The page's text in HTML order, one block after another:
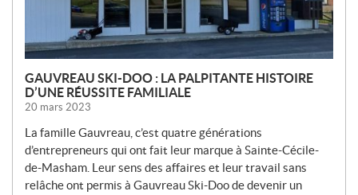
GAUVREAU SKI-DOO : LA PALPITANTE HISTOIRE
D’UNE RÉUSSITE FAMILIALE
20 mars 2023
La famille Gauvreau, c’est quatre générations
d’entrepreneurs qui ont fait leur marque à Sainte-Cécile-
de-Masham. Leur sens des affaires et leur travail sans
relâche ont permis à Gauvreau Ski-Doo de devenir un